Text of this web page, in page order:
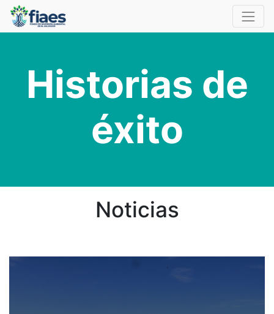
Historias de
éxito
Noticias